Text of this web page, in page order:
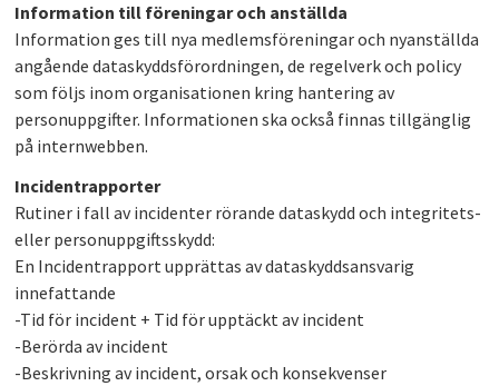
Information till föreningar och anställda
Information ges till nya medlemsföreningar och nyanställda
angående dataskyddsförordningen, de regelverk och policy
som följs inom organisationen kring hantering av
personuppgifter. Informationen ska också finnas tillgänglig
på internwebben.
Incidentrapporter
Rutiner i fall av incidenter rörande dataskydd och integritets-
eller personuppgiftsskydd:
En Incidentrapport upprättas av dataskyddsansvarig
innefattande
-Tid för incident + Tid för upptäckt av incident
-Berörda av incident
-Beskrivning av incident, orsak och konsekvenser